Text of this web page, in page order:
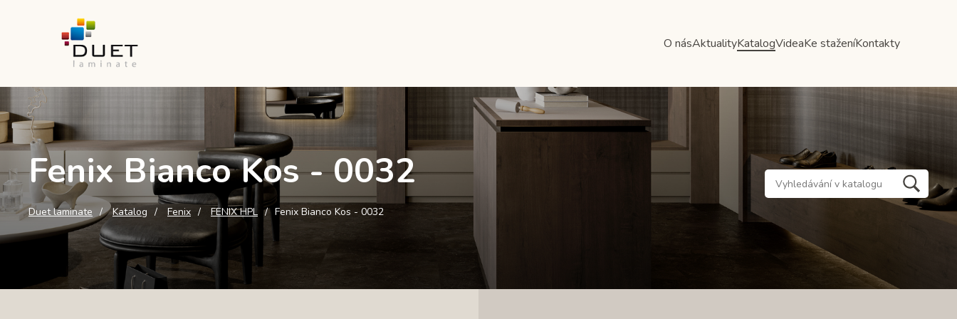
O násAktualityKatalogVideaKe staženíKontakty
Fenix Bianco Kos - 0032
Duet laminate Katalog Fenix FENIX HPL Fenix Bianco Kos - 0032